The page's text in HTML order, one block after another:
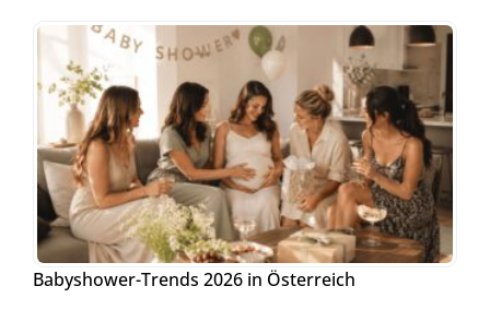
Babyshower-Trends 2026 in Österreich